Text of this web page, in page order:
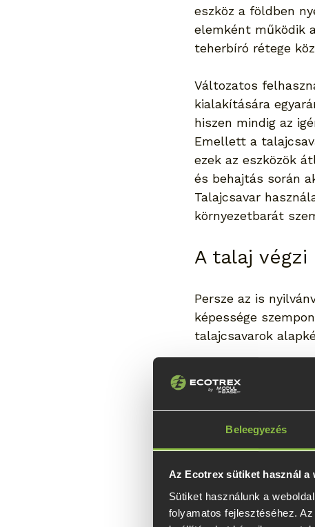
Beleegyezés
Az Ecotrex sütiket használ a
Sütiket használunk a
folyamatos fejlesztéséhez.
eszköz a földben
elemként működik
teherbíró rétege
Változatos
kialakítására
hiszen mindig az
Emellett a
ezek az eszközök
és behajtás során
Talajcsavar
környezetbarát
A talaj
Persze az is
képessége
talajcsavarok
képességét.
Szerencsére a
homokos talajban,
Ugyanakkor a
elengedhetetlen az